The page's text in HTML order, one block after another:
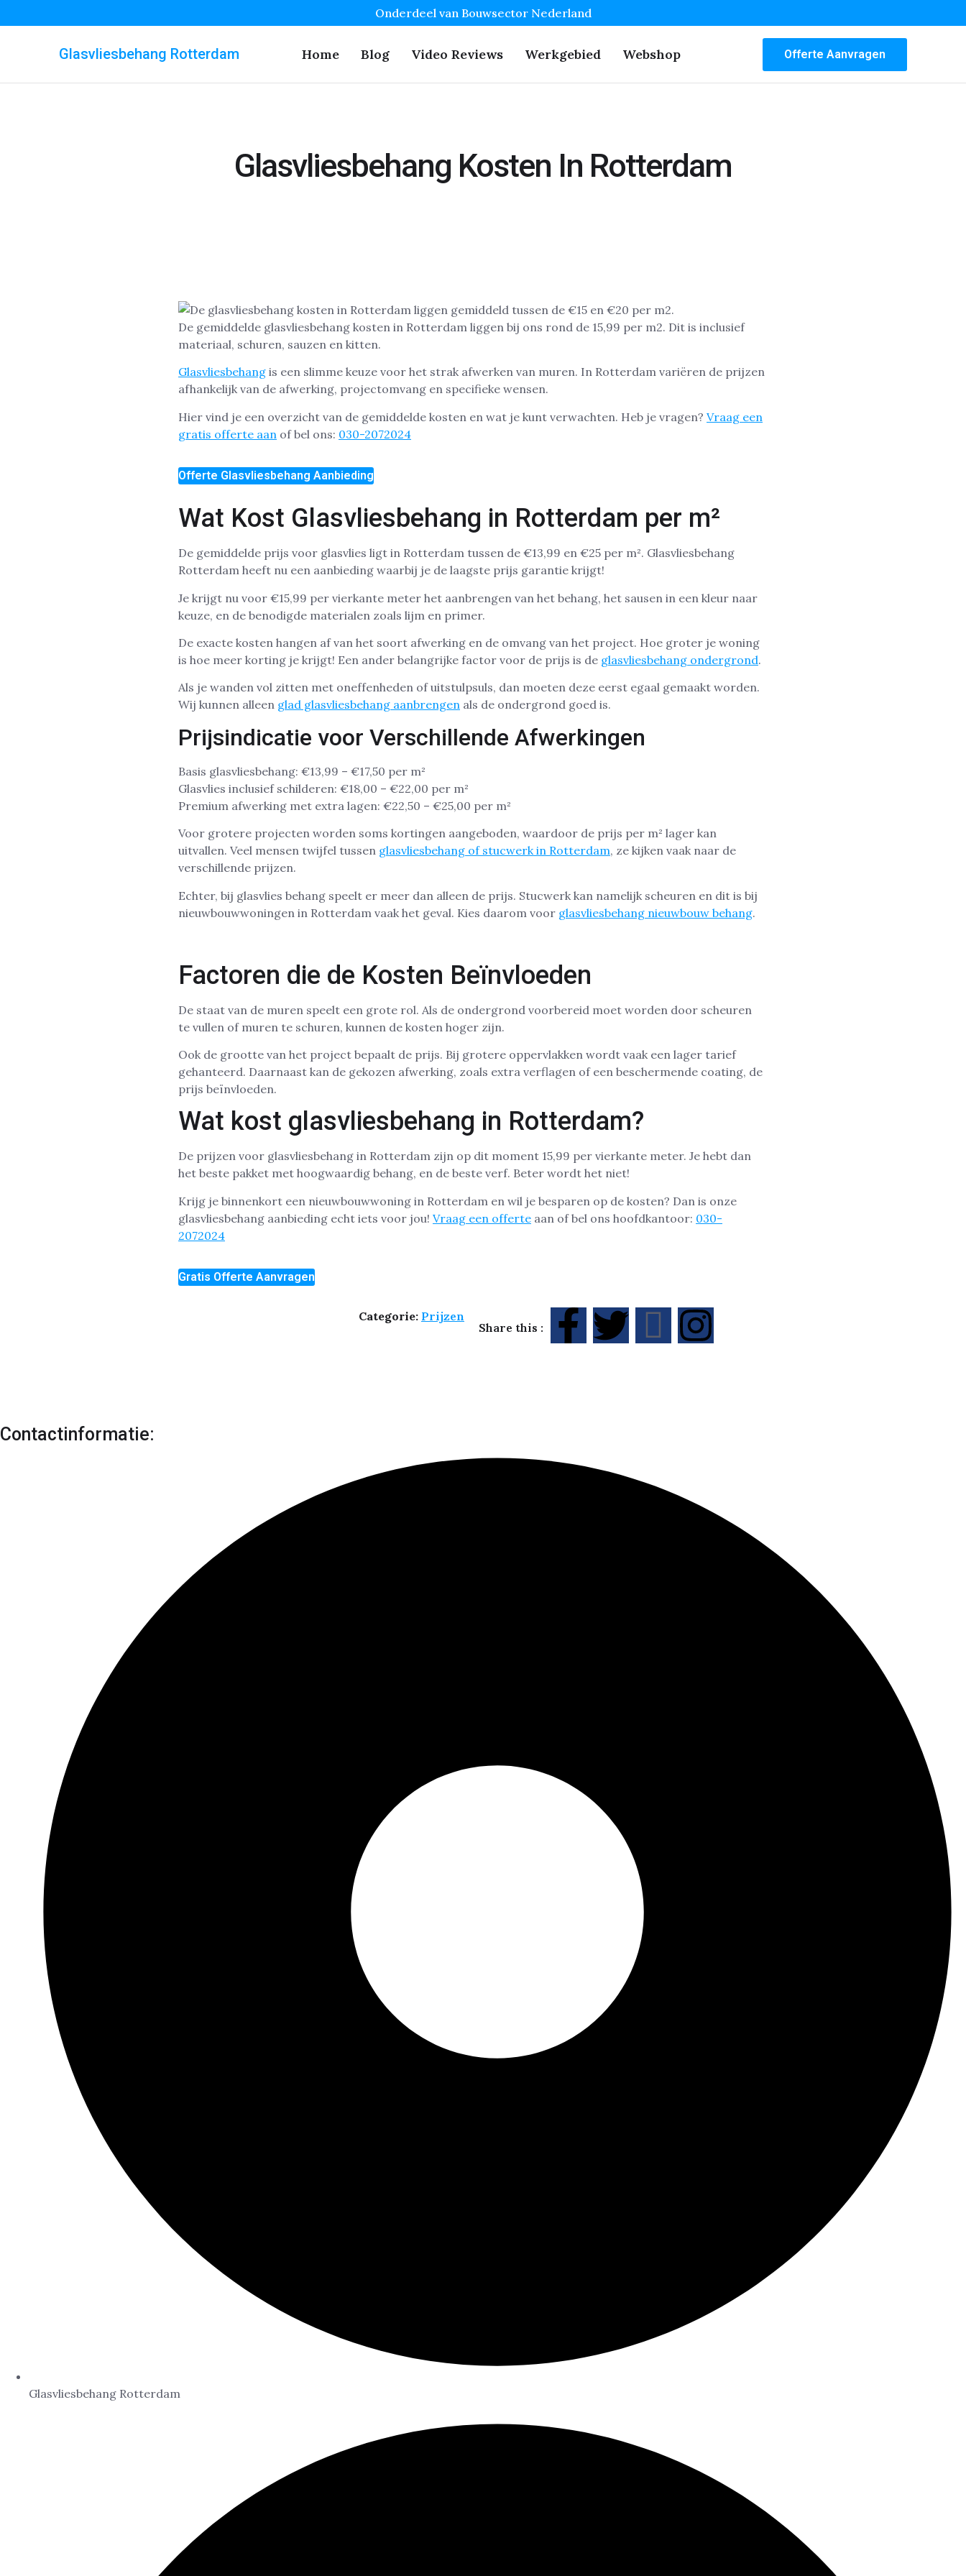
Onderdeel van Bouwsector Nederland
Glasvliesbehang Rotterdam Home Blog Video Reviews Werkgebied Webshop Offerte Aanvragen
Glasvliesbehang Kosten In Rotterdam
De gemiddelde glasvliesbehang kosten in Rotterdam liggen bij ons rond de 15,99 per m2. Dit is inclusief
materiaal, schuren, sauzen en kitten.
Glasvliesbehang is een slimme keuze voor het strak afwerken van muren. In Rotterdam variëren de prijzen
afhankelijk van de afwerking, projectomvang en specifieke wensen.
Hier vind je een overzicht van de gemiddelde kosten en wat je kunt verwachten. Heb je vragen? Vraag een
gratis offerte aan of bel ons: 030-2072024
Offerte Glasvliesbehang Aanbieding
Wat Kost Glasvliesbehang in Rotterdam per m²
De gemiddelde prijs voor glasvlies ligt in Rotterdam tussen de €13,99 en €25 per m². Glasvliesbehang
Rotterdam heeft nu een aanbieding waarbij je de laagste prijs garantie krijgt!
Je krijgt nu voor €15,99 per vierkante meter het aanbrengen van het behang, het sausen in een kleur naar
keuze, en de benodigde materialen zoals lijm en primer.
De exacte kosten hangen af van het soort afwerking en de omvang van het project. Hoe groter je woning
is hoe meer korting je krijgt! Een ander belangrijke factor voor de prijs is de glasvliesbehang ondergrond.
Als je wanden vol zitten met oneffenheden of uitstulpsuls, dan moeten deze eerst egaal gemaakt worden.
Wij kunnen alleen glad glasvliesbehang aanbrengen als de ondergrond goed is.
Prijsindicatie voor Verschillende Afwerkingen
Basis glasvliesbehang: €13,99 – €17,50 per m²
Glasvlies inclusief schilderen: €18,00 – €22,00 per m²
Premium afwerking met extra lagen: €22,50 – €25,00 per m²
Voor grotere projecten worden soms kortingen aangeboden, waardoor de prijs per m² lager kan
uitvallen. Veel mensen twijfel tussen glasvliesbehang of stucwerk in Rotterdam, ze kijken vaak naar de
verschillende prijzen.
Echter, bij glasvlies behang speelt er meer dan alleen de prijs. Stucwerk kan namelijk scheuren en dit is bij
nieuwbouwwoningen in Rotterdam vaak het geval. Kies daarom voor glasvliesbehang nieuwbouw behang.
Factoren die de Kosten Beïnvloeden
De staat van de muren speelt een grote rol. Als de ondergrond voorbereid moet worden door scheuren
te vullen of muren te schuren, kunnen de kosten hoger zijn.
Ook de grootte van het project bepaalt de prijs. Bij grotere oppervlakken wordt vaak een lager tarief
gehanteerd. Daarnaast kan de gekozen afwerking, zoals extra verflagen of een beschermende coating, de
prijs beïnvloeden.
Wat kost glasvliesbehang in Rotterdam?
De prijzen voor glasvliesbehang in Rotterdam zijn op dit moment 15,99 per vierkante meter. Je hebt dan
het beste pakket met hoogwaardig behang, en de beste verf. Beter wordt het niet!
Krijg je binnenkort een nieuwbouwwoning in Rotterdam en wil je besparen op de kosten? Dan is onze
glasvliesbehang aanbieding echt iets voor jou! Vraag een offerte aan of bel ons hoofdkantoor: 030-
2072024
Gratis Offerte Aanvragen
Categorie: Prijzen
Share this :
Contactinformatie:
Glasvliesbehang Rotterdam